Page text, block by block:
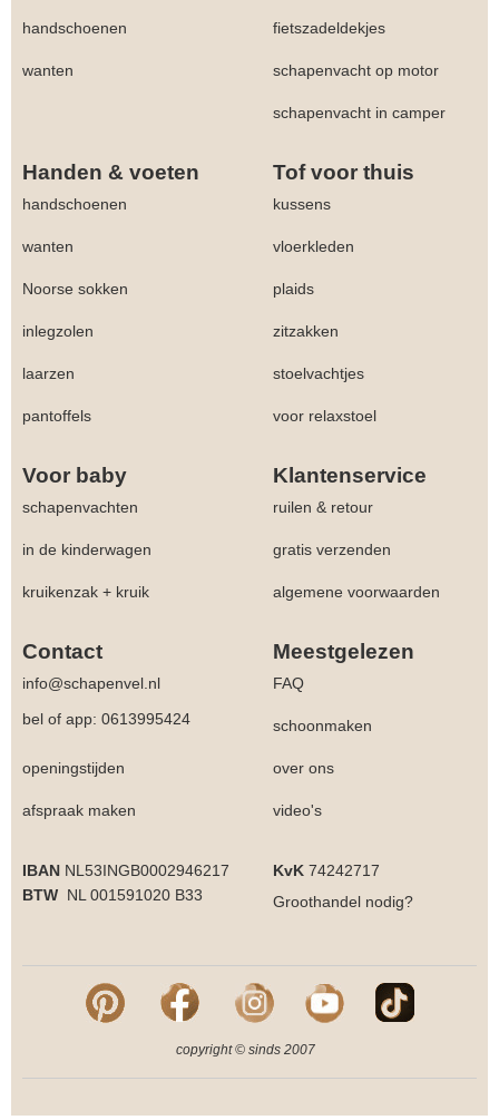
handschoenen fietszadeldekjes
wanten schapenvacht op motor
schapenvacht in camper
Handen & voeten Tof voor thuis
handschoenen kussens
wanten vloerkleden
Noorse sokken plaids
inlegzolen zitzakken
laarzen stoelvachtjes
pantoffels voor relaxstoel
Voor baby Klantenservice
schapenvachten ruilen & retour
in de kinderwagen gratis verzenden
kruikenzak + kruik algemene voorwaarden
Contact Meestgelezen
info@schapenvel.nl
FAQ
bel of app: 0613995424
schoonmaken
openingstijden over ons
afspraak maken video's
IBAN NL53INGB0002946217 KvK 74242717
BTW NL 001591020 B33 Groothandel nodig?
copyright © sinds 2007